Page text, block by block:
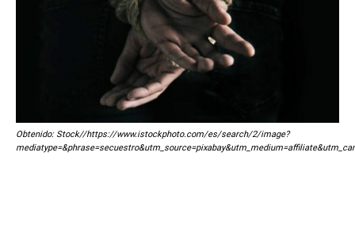
Obtenido: Stock//https://www.istockphoto.com/es/search/2/image?